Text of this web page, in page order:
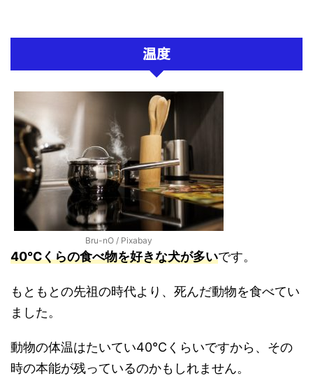
温度
Bru-nO / Pixabay
40℃くらの食べ物を好きな犬が多いです。
もともとの先祖の時代より、死んだ動物を食べてい
ました。
動物の体温はたいてい40℃くらいですから、その
時の本能が残っているのかもしれません。